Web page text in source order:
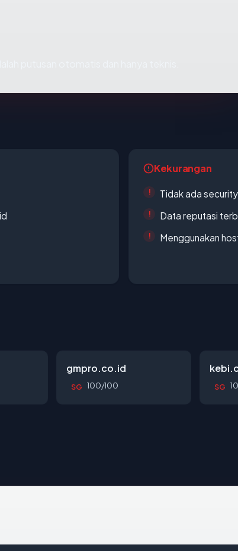
Kekurangan
Tidak ada
Data reputasi
Menggunakan
gmpro.co.id
SG 100/100 SG